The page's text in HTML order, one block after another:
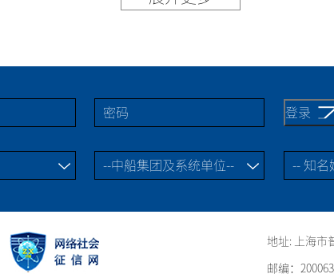
地址: 上海市
邮编：200063